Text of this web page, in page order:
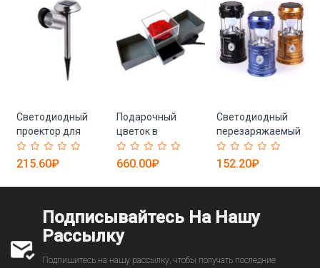
Светодиодный
проектор для
лужайки
215.60₽
Подарочный
цветок в
коробочке
660.00₽
Светодиодный
перезаряжаемый
кемпинговый
фонарь с
батареями
152.20₽
Подписывайтесь На Нашу
Рассылку
Подпишитесь на нашу рассылку, чтобы получать последние